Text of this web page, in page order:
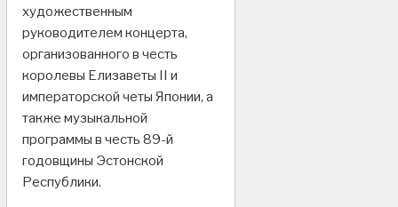
художественным
руководителем концерта,
организованного в честь
королевы Елизаветы II и
императорской четы Японии, а
также музыкальной
программы в честь 89-й
годовщины Эстонской
Республики.